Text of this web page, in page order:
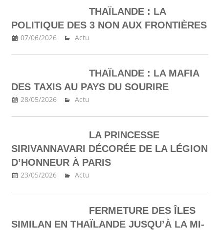
THAÏLANDE : LA
POLITIQUE DES 3 NON AUX FRONTIÈRES
07/06/2026 Ma Thailande
Actu
THAÏLANDE : LA MAFIA
DES TAXIS AU PAYS DU SOURIRE
28/05/2026 Ma Thailande
Actu
LA PRINCESSE
SIRIVANNAVARI DÉCORÉE DE LA LÉGION
D’HONNEUR À PARIS
23/05/2026 Ma Thailande
Actu
FERMETURE DES ÎLES
SIMILAN EN THAÏLANDE JUSQU’À LA MI-